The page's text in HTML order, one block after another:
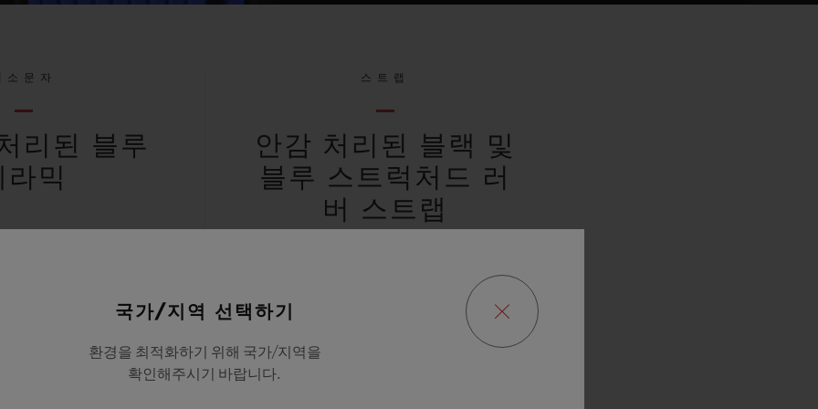
소문자
리된 블루
라믹
스트랩
안감 처리된 블랙 및
블루 스트럭처드 러
버 스트랩
국가/지역 선택하기
환경을 최적화하기 위해 국가/지역을
확인해주시기 바랍니다.